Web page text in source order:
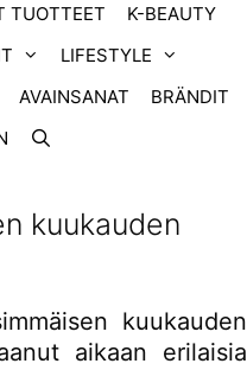
TUOTTEET
K-BEAUTY
LIFESTYLE
AVAINSANAT
BRÄNDIT
kuukauden
kuukauden
aikaan erilaisia